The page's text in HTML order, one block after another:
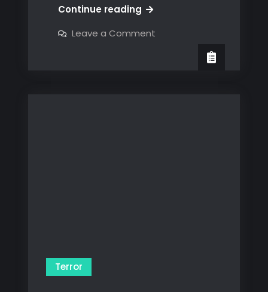
Continue readingKrampus
Leave a Commenton
Terror